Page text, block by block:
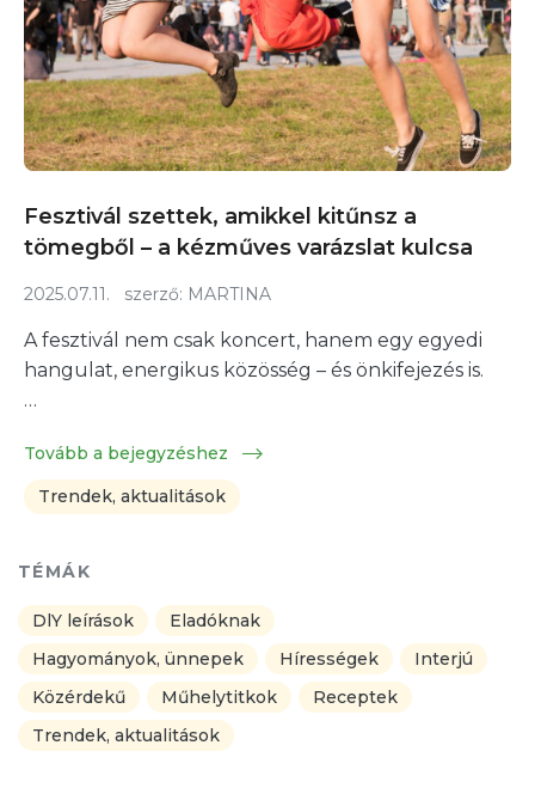
Fesztivál szettek, amikkel kitűnsz a
tömegből – a kézműves varázslat kulcsa
2025.07.11. szerző: MARTINA
A fesztivál nem csak koncert, hanem egy egyedi
hangulat, energikus közösség – és önkifejezés is.
…
Tovább a bejegyzéshez
Trendek, aktualitások
TÉMÁK
DlY leírások
Eladóknak
Hagyományok, ünnepek
Hírességek
Interjú
Közérdekű
Műhelytitkok
Receptek
Trendek, aktualitások